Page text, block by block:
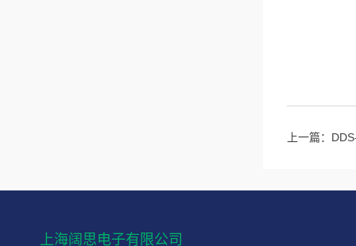
上一篇：
上海阔思电子有限公司